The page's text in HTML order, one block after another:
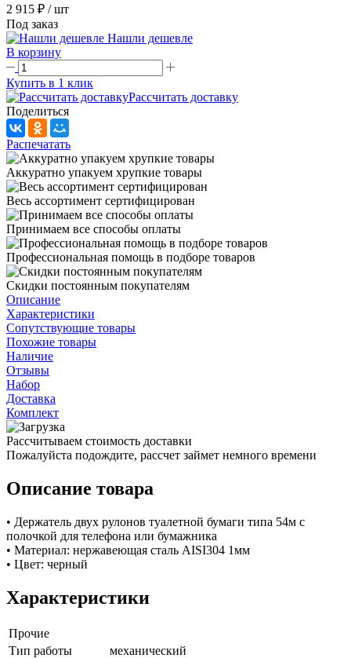
2 915 ₽ / шт
Под заказ
Нашли дешевле
В корзину
Купить в 1 клик
Рассчитать доставку
Поделиться
Распечатать
Аккуратно упакуем хрупкие товары
Весь ассортимент сертифицирован
Принимаем все способы оплаты
Профессиональная помощь в подборе товаров
Скидки постоянным покупателям
Описание
Характеристики
Сопутствующие товары
Похожие товары
Наличие
Отзывы
Набор
Доставка
Комплект
Рассчитываем стоимость доставки
Пожалуйста подождите, рассчет займет немного времени
Описание товара
• Держатель двух рулонов туалетной бумаги типа 54м с
полочкой для телефона или бумажника
• Материал: нержавеющая сталь AISI304 1мм
• Цвет: черный
Характеристики
Прочие
Тип работы
механический